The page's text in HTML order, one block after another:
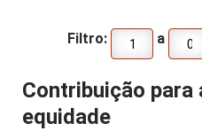
Filtro: a
Contribuição para
equidade